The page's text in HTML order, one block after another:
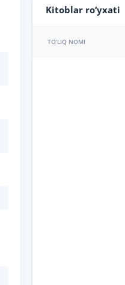
Kitoblar ro‘yxati
TO‘LIQ NOMI